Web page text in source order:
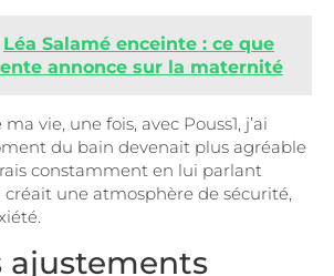
Léa Salamé enceinte : ce que
annonce sur la maternité
vie, une fois, avec Pouss1, j’ai
du bain devenait plus agréable
constamment en lui parlant
une atmosphère de sécurité,
ajustements